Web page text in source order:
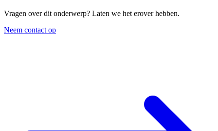
Vragen over dit onderwerp? Laten we het erover hebben.
Neem contact op